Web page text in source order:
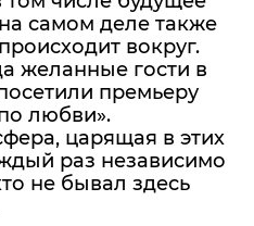
самом деле также
вокруг.
желанные гости в
премьеру
любви».
царящая в этих
раз независимо
не бывал здесь